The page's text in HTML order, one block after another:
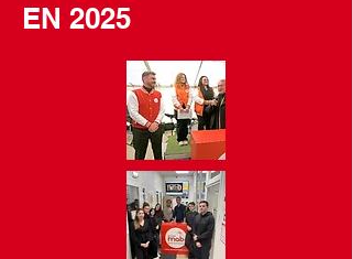
EN 2025